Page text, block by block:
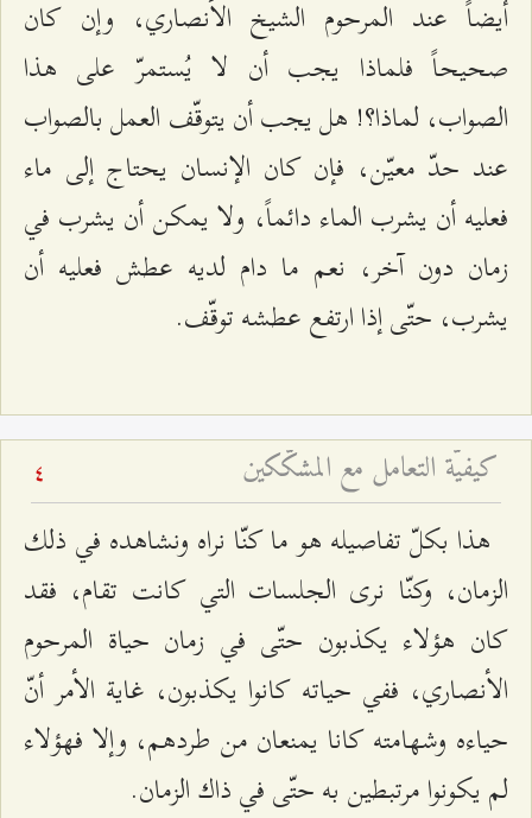
أيضاً عند المرحوم الشيخ الأنصاري، وإن كان
صحيحاً فلماذا يجب أن لا يُستمرّ على هذا
الصواب، لماذا؟! هل يجب أن يتوقّف العمل بالصواب
عند حدّ معيّن، فإن كان الإنسان يحتاج إلى ماء
فعليه أن يشرب الماء دائماً، ولا يمكن أن يشرب في
زمان دون آخر، نعم ما دام لديه عطش فعليه أن
يشرب، حتّى إذا ارتفع عطشه توقّف.
كيفيّة التعامل مع المشكّكين 4
هذا بكلّ تفاصيله هو ما كنّا نراه ونشاهده في ذلك
الزمان، وكنّا نرى الجلسات التي كانت تقام، فقد
كان هؤلاء يكذبون حتّى في زمان حياة المرحوم
الأنصاري، ففي حياته كانوا يكذبون، غاية الأمر أنّ
حياءه وشهامته كانا يمنعان من طردهم، وإلا فهؤلاء
لم يكونوا مرتبطين به حتّى في ذاك الزمان.